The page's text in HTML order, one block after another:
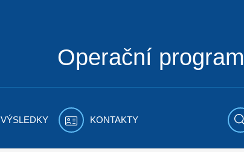
Operační program
VÝSLEDKY KONTAKTY